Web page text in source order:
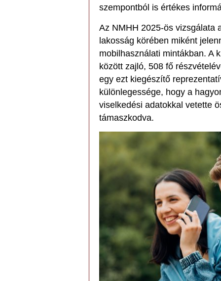
szempontból is értékes
Az NMHH 2025-ös vizsgálata
lakosság körében miként
mobilhasználati mintákban. A
között zajló, 508 fő
egy ezt kiegészítő
különlegessége, hogy a
viselkedési adatokkal vetette
támaszkodva.